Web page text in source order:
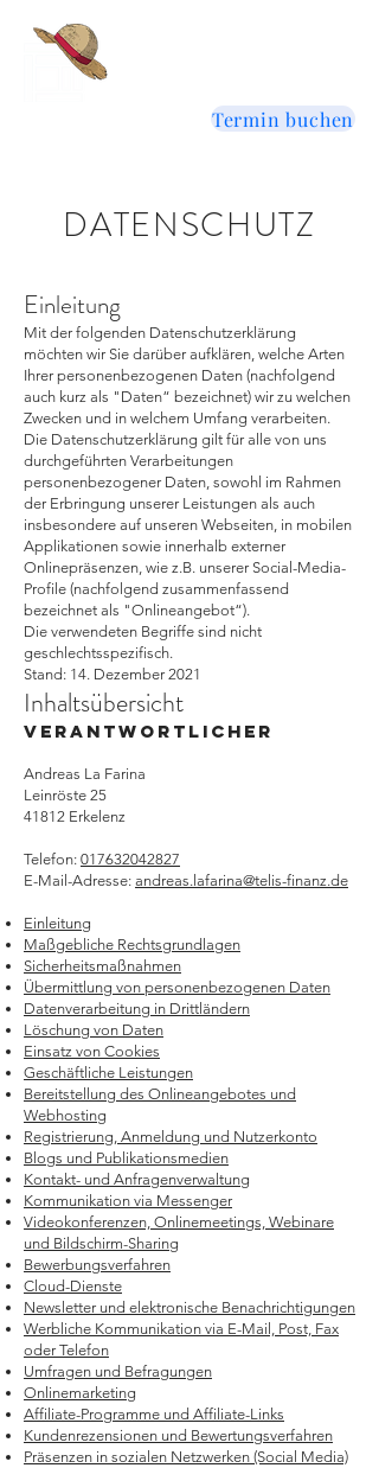
Termin buchen
DATENSCHUTZ
Einleitung
Mit der folgenden Datenschutzerklärung
möchten wir Sie darüber aufklären, welche Arten
Ihrer personenbezogenen Daten (nachfolgend
auch kurz als "Daten“ bezeichnet) wir zu welchen
Zwecken und in welchem Umfang verarbeiten.
Die Datenschutzerklärung gilt für alle von uns
durchgeführten Verarbeitungen
personenbezogener Daten, sowohl im Rahmen
der Erbringung unserer Leistungen als auch
insbesondere auf unseren Webseiten, in mobilen
Applikationen sowie innerhalb externer
Onlinepräsenzen, wie z.B. unserer Social-Media-
Profile (nachfolgend zusammenfassend
bezeichnet als "Onlineangebot“).
Die verwendeten Begriffe sind nicht
geschlechtsspezifisch.
Stand: 14. Dezember 2021
Inhaltsübersicht
Verantwortlicher
Andreas La Farina
Leinröste 25
41812 Erkelenz
Telefon: 017632042827
E-Mail-Adresse: andreas.lafarina@telis-finanz.de
Einleitung
Maßgebliche Rechtsgrundlagen
Sicherheitsmaßnahmen
Übermittlung von personenbezogenen Daten
Datenverarbeitung in Drittländern
Löschung von Daten
Einsatz von Cookies
Geschäftliche Leistungen
Bereitstellung des Onlineangebotes und
Webhosting
Registrierung, Anmeldung und Nutzerkonto
Blogs und Publikationsmedien
Kontakt- und Anfragenverwaltung
Kommunikation via Messenger
Videokonferenzen, Onlinemeetings, Webinare
und Bildschirm-Sharing
Bewerbungsverfahren
Cloud-Dienste
Newsletter und elektronische Benachrichtigungen
Werbliche Kommunikation via E-Mail, Post, Fax
oder Telefon
Umfragen und Befragungen
Onlinemarketing
Affiliate-Programme und Affiliate-Links
Kundenrezensionen und Bewertungsverfahren
Präsenzen in sozialen Netzwerken (Social Media)